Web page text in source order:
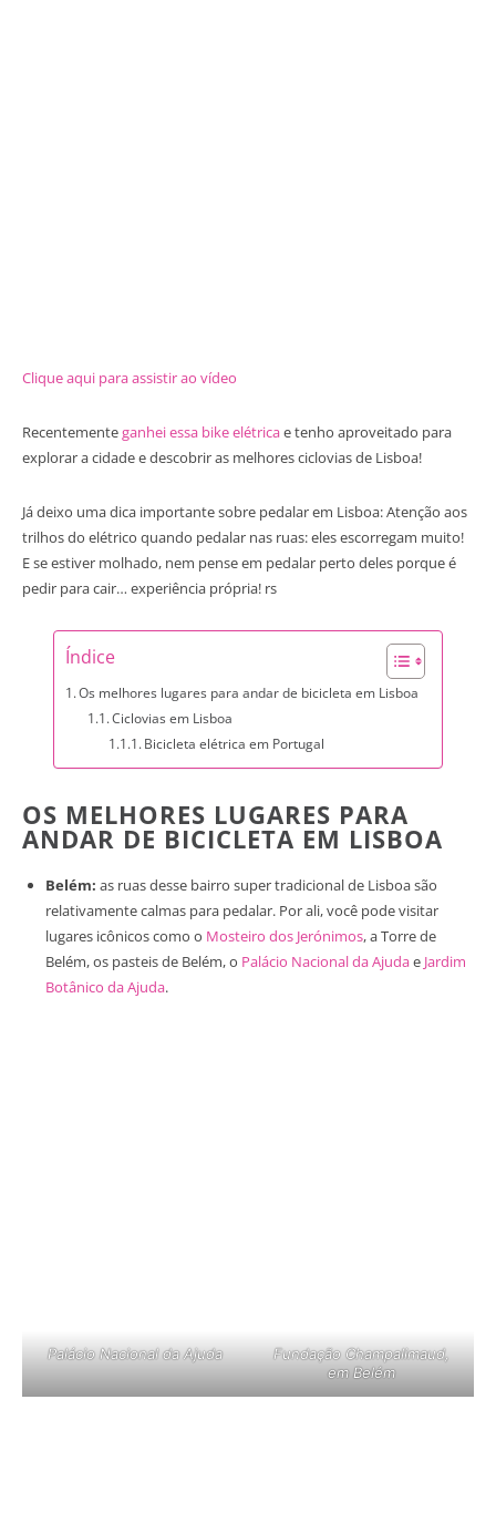
Clique aqui para assistir ao vídeo
Recentementeganhei essa bike elétricae tenho aproveitado para
explorar a cidade e descobrir as melhores ciclovias de Lisboa!
Já deixo uma dica importante sobre pedalar em Lisboa: Atenção aos
trilhos do elétrico quando pedalar nas ruas: eles escorregam muito!
E se estiver molhado, nem pense em pedalar perto deles porque é
pedir para cair… experiência própria! rs
Índice
Os melhores lugares para andar de bicicleta em Lisboa
Ciclovias em Lisboa
Bicicleta elétrica em Portugal
OS MELHORES LUGARES PARA
ANDAR DE BICICLETA EM LISBOA
Belém: as ruas desse bairro super tradicional de Lisboa são
relativamente calmas para pedalar. Por ali, você pode visitar
lugares icônicos como o Mosteiro dos Jerónimos, a Torre de
Belém, os pasteis de Belém, o Palácio Nacional da Ajudae Jardim
Botânico da Ajuda.
Palácio Nacional da Ajuda
Fundação Champalimaud,
em Belém